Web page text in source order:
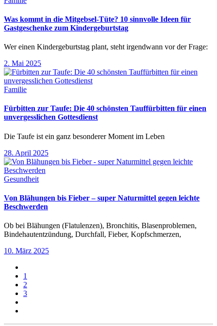
Was kommt in die Mitgebsel-Tüte? 10 sinnvolle Ideen für
Gastgeschenke zum Kindergeburtstag
Wer einen Kindergeburtstag plant, steht irgendwann vor der Frage:
2. Mai 2025
Familie
Fürbitten zur Taufe: Die 40 schönsten Tauffürbitten für einen
unvergesslichen Gottesdienst
Die Taufe ist ein ganz besonderer Moment im Leben
28. April 2025
Gesundheit
Von Blähungen bis Fieber – super Naturmittel gegen leichte
Beschwerden
Ob bei Blähungen (Flatulenzen), Bronchitis, Blasenproblemen,
Bindehautentzündung, Durchfall, Fieber, Kopfschmerzen,
10. März 2025
1
2
3